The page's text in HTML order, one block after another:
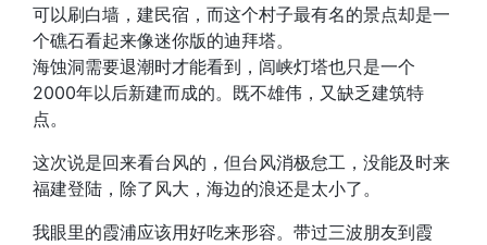
可以刷白墙，建民宿，而这个村子最有名的景点却是一
个礁石看起来像迷你版的迪拜塔。
海蚀洞需要退潮时才能看到，闾峡灯塔也只是一个
2000年以后新建而成的。既不雄伟，又缺乏建筑特
点。
这次说是回来看台风的，但台风消极怠工，没能及时来
福建登陆，除了风大，海边的浪还是太小了。
我眼里的霞浦应该用好吃来形容。带过三波朋友到霞